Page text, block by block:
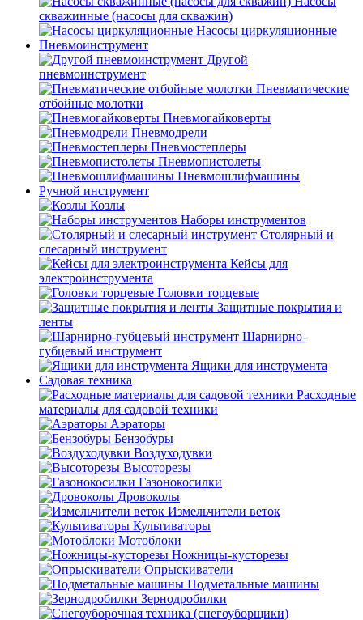
скважинные (насосы для скважин)
Насосы циркуляционные
Пневмоинструмент
Другой
пневмоинструмент
Пневматические
отбойные молотки
Пневмогайковерты
Пневмодрели
Пневмостеплеры
Пневмопистолеты
Пневмошлифмашины
Ручной инструмент
Козлы
Наборы инструментов
Столярный и
слесарный инструмент
Кейсы для
электроинструмента
Головки торцевые
Защитные покрытия и
ленты
Шарнирно-
губцевый инструмент
Ящики для инструмента
Садовая техника
Расходные
материалы для садовой техники
Аэраторы
Бензобуры
Воздуходувки
Высоторезы
Газонокосилки
Дровоколы
Измельчители веток
Культиваторы
Мотоблоки
Ножницы-кусторезы
Опрыскиватели
Подметальные машины
Зернодробилки